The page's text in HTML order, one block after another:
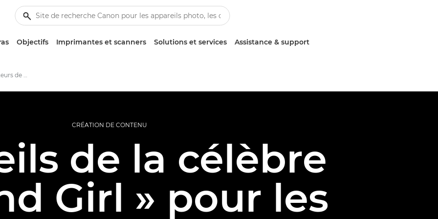
Objectifs Imprimantes et scanners Solutions et services Assistance & support
Conseils pour les créateurs de contenu vidéo
CRÉATION DE CONTENU
de la célèbre
Girl » pour les